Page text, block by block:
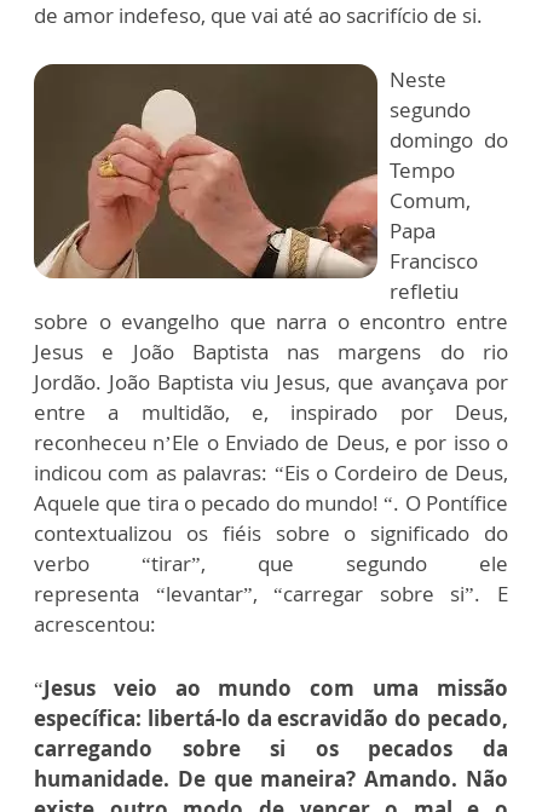
de amor indefeso, que vai até ao sacrifício de si.
Neste
segundo
domingo do
Tempo
Comum,
Papa
Francisco
refletiu
sobre o evangelho que narra o encontro entre
Jesus e João Baptista nas margens do rio
Jordão. João Baptista viu Jesus, que avançava por
entre a multidão, e, inspirado por Deus,
reconheceu n’Ele o Enviado de Deus, e por isso o
indicou com as palavras: “Eis o Cordeiro de Deus,
Aquele que tira o pecado do mundo! “. O Pontífice
contextualizou os fiéis sobre o significado do
verbo “tirar”, que segundo ele
representa “levantar”, “carregar sobre si”. E
acrescentou:
“Jesus veio ao mundo com uma missão
específica: libertá-lo da escravidão do pecado,
carregando sobre si os pecados da
humanidade. De que maneira? Amando. Não